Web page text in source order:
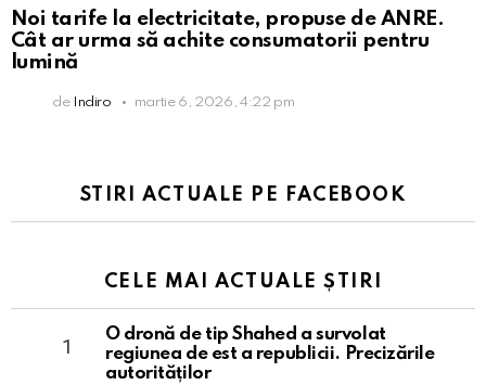
Noi tarife la electricitate, propuse de ANRE.
Cât ar urma să achite consumatorii pentru
lumină
de Indiro martie 6, 2026, 4:22 pm
STIRI ACTUALE PE FACEBOOK
CELE MAI ACTUALE ȘTIRI
O dronă de tip Shahed a survolat
regiunea de est a republicii. Precizările
autorităților